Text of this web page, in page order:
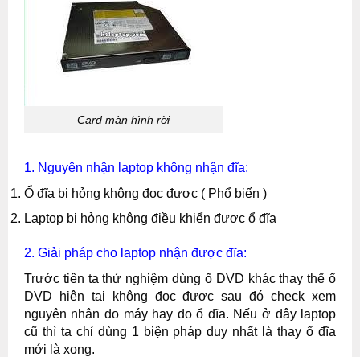
Card màn hình rời
1. Nguyên nhận laptop không nhận đĩa:
Ổ đĩa bị hỏng không đọc được ( Phổ biến )
Laptop bị hỏng không điều khiển được ổ đĩa
2. Giải pháp cho laptop nhận được đĩa:
Trước tiên ta thử nghiệm dùng ổ DVD khác thay thế ổ
DVD hiện tại không đọc được sau đó check xem
nguyên nhân do máy hay do ổ đĩa. Nếu ở đây laptop
cũ thì ta chỉ dùng 1 biện pháp duy nhất là thay ổ đĩa
mới là xong.